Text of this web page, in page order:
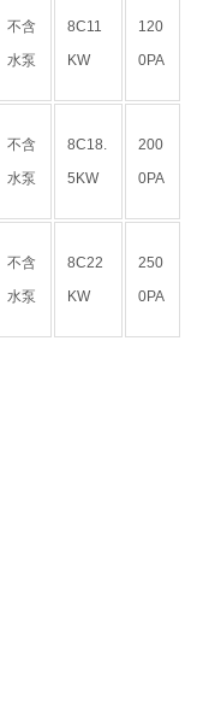
不含
水泵
8C11
KW
120
0PA
不含
水泵
8C18.
5KW
200
0PA
不含
水泵
8C22
KW
250
0PA